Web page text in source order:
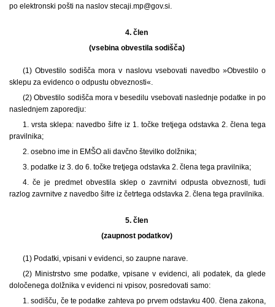
po elektronski pošti na naslov stecaji.mp@gov.si.
4. člen
(vsebina obvestila sodišča)
(1) Obvestilo sodišča mora v naslovu vsebovati navedbo »Obvestilo o
sklepu za evidenco o odpustu obveznosti«.
(2) Obvestilo sodišča mora v besedilu vsebovati naslednje podatke in po
naslednjem zaporedju:
1. vrsta sklepa: navedbo šifre iz 1. točke tretjega odstavka 2. člena tega
pravilnika;
2. osebno ime in EMŠO ali davčno številko dolžnika;
3. podatke iz 3. do 6. točke tretjega odstavka 2. člena tega pravilnika;
4. če je predmet obvestila sklep o zavrnitvi odpusta obveznosti, tudi
razlog zavrnitve z navedbo šifre iz četrtega odstavka 2. člena tega pravilnika.
5. člen
(zaupnost podatkov)
(1) Podatki, vpisani v evidenci, so zaupne narave.
(2) Ministrstvo sme podatke, vpisane v evidenci, ali podatek, da glede
določenega dolžnika v evidenci ni vpisov, posredovati samo:
1. sodišču, če te podatke zahteva po prvem odstavku 400. člena zakona,